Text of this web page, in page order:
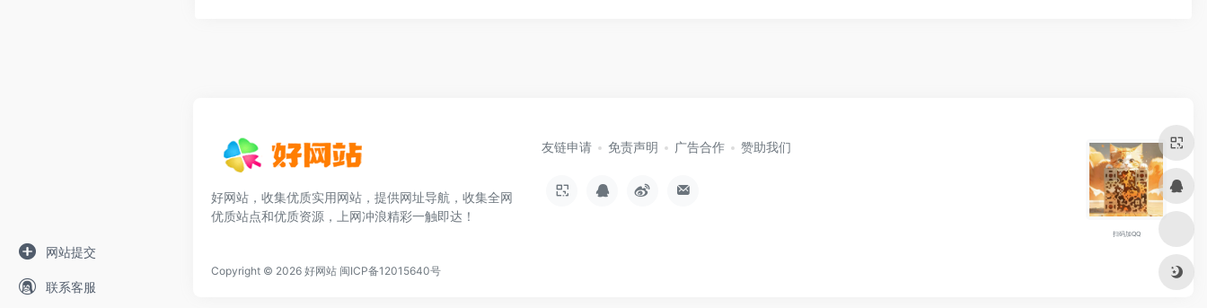
网站提交
联系客服
好网站，收集优质实用网站，提供网址导航，收集全网
优质站点和优质资源，上网冲浪精彩一触即达！
友链申请 免责声明 广告合作 赞助我们
扫码加QQ
Copyright © 2026 好网站 闽ICP备12015640号